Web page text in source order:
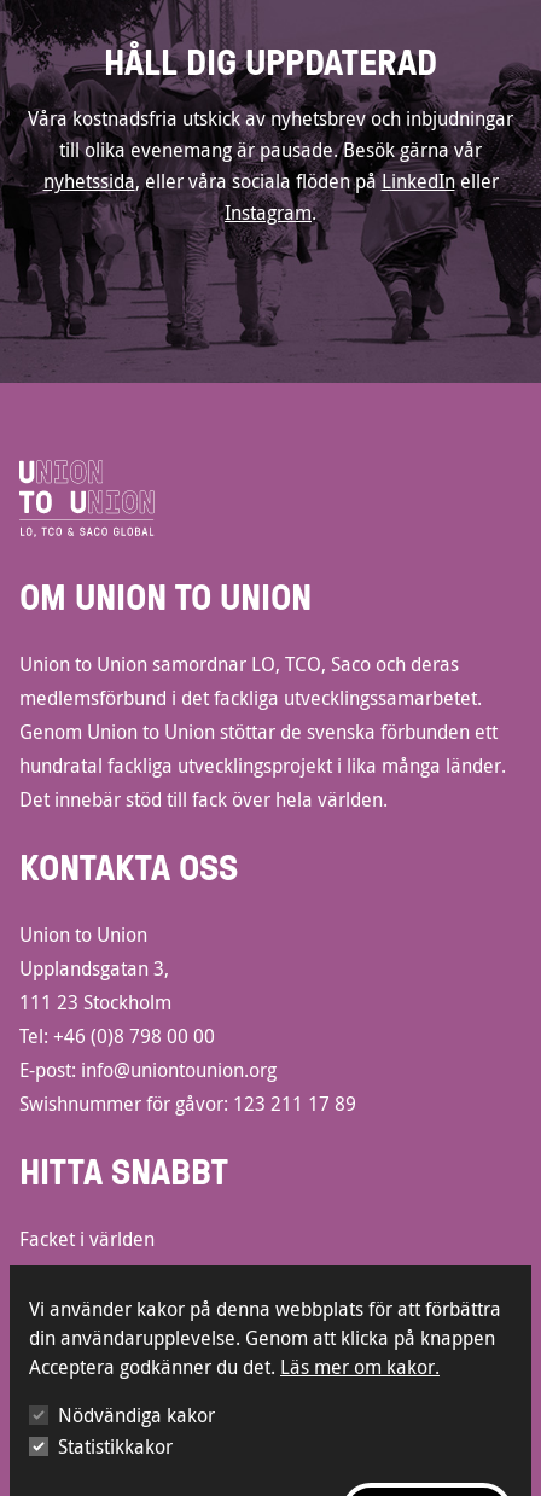
HÅLL DIG UPPDATERAD
Våra kostnadsfria utskick av nyhetsbrev och inbjudningar
till olika evenemang är pausade. Besök gärna vår
nyhetssida, eller våra sociala flöden påLinkedIneller
Instagram.
OM UNION TO UNION
Union to Union samordnar LO, TCO, Saco och deras
medlemsförbund i det fackliga utvecklingssamarbetet.
Genom Union to Union stöttar de svenska förbunden ett
hundratal fackliga utvecklingsprojekt i lika många länder.
Det innebär stöd till fack över hela världen.
KONTAKTA OSS
Union to Union
Upplandsgatan 3,
111 23 Stockholm
Tel: +46 (0)8 798 00 00
E-post: info@uniontounion.org
Swishnummer för gåvor: 123 211 17 89
HITTA SNABBT
Facket i världen
Informationsbroschyrer
Lediga jobb
Kontakt
Press
Visselblåsarfunktion
Vi använder kakor på denna webbplats för att förbättra
din användarupplevelse. Genom att klicka på knappen
Acceptera godkänner du det. Läs mer om kakor.
Nödvändiga kakor
Statistikkakor